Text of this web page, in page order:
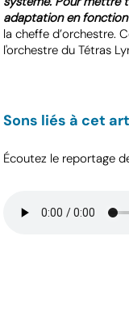
adaptation en fonction
la cheffe d’orchestre.
l'orchestre du Tétras
Sons liés à cet
Écoutez le reportage